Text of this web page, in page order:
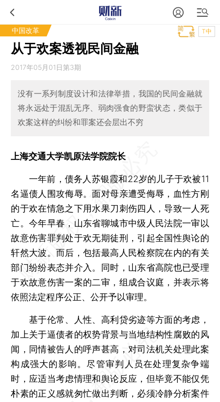
中国改革 T中
从于欢案透视民间金融
2017年05月01日第3期
没有一系列制度设计和法律举措，我国的民间金融就
将永远处于混乱无序、弱肉强食的野蛮状态，类似于
欢案这样的纠纷和罪案还会层出不穷
上海交通大学凯原法学院院长
一年前，债务人苏银霞和22岁的儿子于欢被11
名逼债人围攻侮辱。面对母亲遭受侮辱，血性方刚
的于欢在情急之下用水果刀刺伤四人，导致一人死
亡。今年早春，山东省聊城市中级人民法院一审以
故意伤害罪判处于欢无期徒刑，引起全国性舆论的
轩然大波。而后，包括最高人民检察院在内的有关
部门纷纷表态并介入。同时，山东省高院也已受理
于欢故意伤害一案的二审，组成合议庭，并表示将
依照法定程序公正、公开予以审理。
基于伦常、人性、高利贷劣迹等方面的考虑，
加上关于逼债者的权势背景与当地结构性腐败的风
闻，同情被告人的呼声甚高，对司法机关处理此案
构成强大的影响。尽管审判人员在处理复杂争端
时，应适当考虑情理和舆论反应，但毕竟不能仅凭
朴素的正义感就匆忙做出判断，必须冷静分析案件